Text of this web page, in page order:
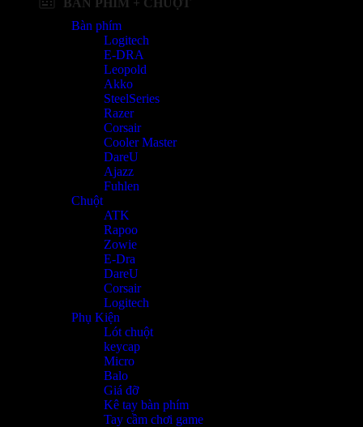
Bàn phím
Logitech
E-DRA
Leopold
Akko
SteelSeries
Razer
Corsair
Cooler Master
DareU
Ajazz
Fuhlen
Chuột
ATK
Rapoo
Zowie
E-Dra
DareU
Corsair
Logitech
Phụ Kiện
Lót chuột
keycap
Micro
Balo
Giá đỡ
Kê tay bàn phím
Tay cầm chơi game